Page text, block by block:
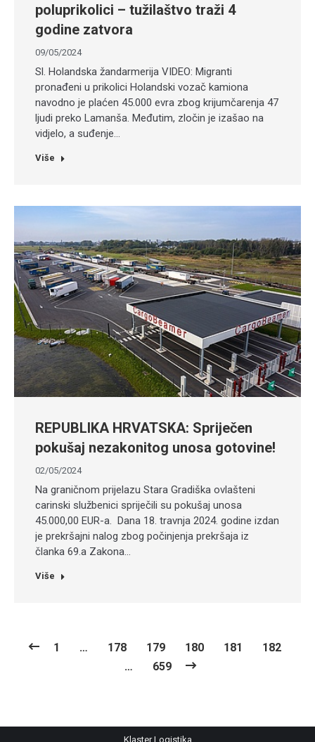
poluprikolici – tužilaštvo traži 4
godine zatvora
09/05/2024
Sl. Holandska žandarmerija VIDEO: Migranti
pronađeni u prikolici Holandski vozač kamiona
navodno je plaćen 45.000 evra zbog krijumčarenja 47
ljudi preko Lamanša. Međutim, zločin je izašao na
vidjelo, a suđenje…
Više
REPUBLIKA HRVATSKA: Spriječen
pokušaj nezakonitog unosa gotovine!
02/05/2024
Na graničnom prijelazu Stara Gradiška ovlašteni
carinski službenici spriječili su pokušaj unosa
45.000,00 EUR-a. Dana 18. travnja 2024. godine izdan
je prekršajni nalog zbog počinjenja prekršaja iz
članka 69.a Zakona…
Više
1 … 178 179 180 181
182
…
659
Klaster Logistika